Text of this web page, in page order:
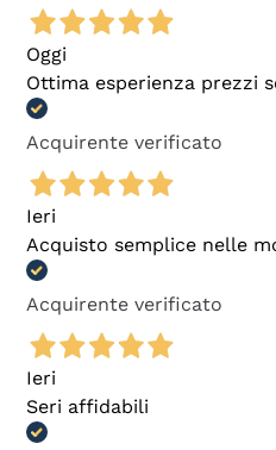
Oggi
Ottima esperienza prezzi
Acquirente verificato
Ieri
Acquisto semplice nelle
Acquirente verificato
Ieri
Seri affidabili